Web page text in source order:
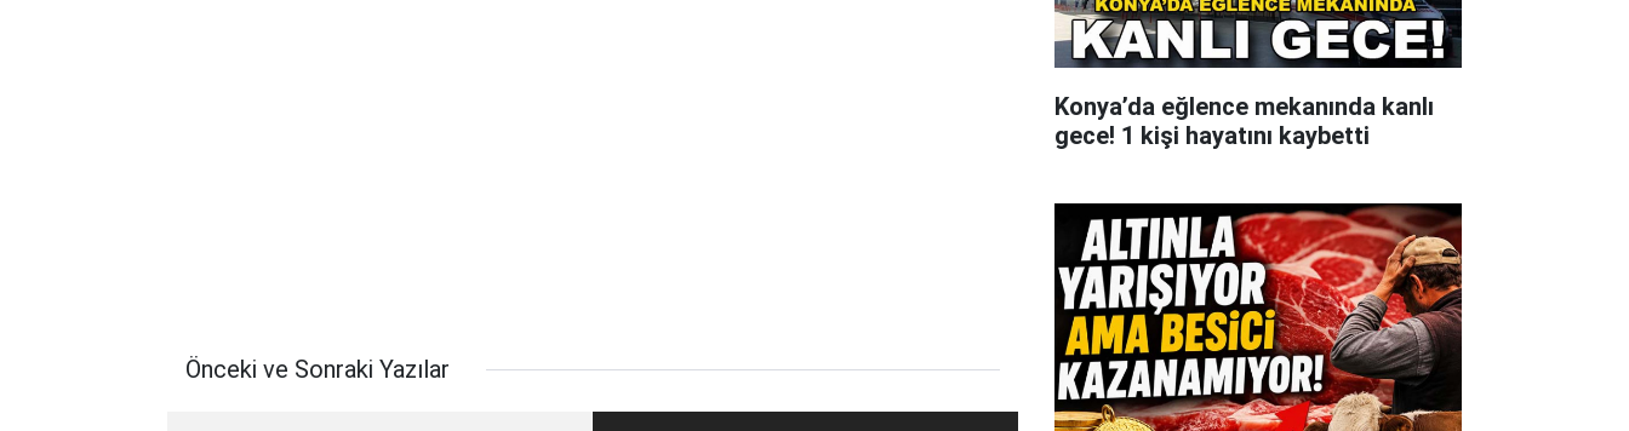
Önceki ve Sonraki Yazılar
Konya’da eğlence mekanında kanlı
gece! 1 kişi hayatını kaybetti